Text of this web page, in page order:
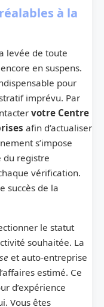
à la
levée de toute
en suspens.
pour
imprévu. Par
votre Centre
afin d’actualiser
s’impose
du registre
vérification.
succès de la
le statut
souhaitée. La
et auto-entreprise
estimé. Ce
d’expérience
Vous êtes